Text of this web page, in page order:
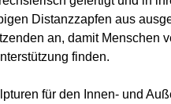
Distanzzapfen aus
an, damit Menschen
finden.
für den Innen- und